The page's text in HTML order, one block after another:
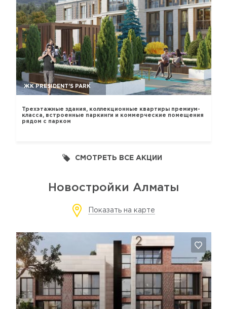
ЖК PRESIDENT'S PARK
Трехэтажные здания, коллекционные квартиры премиум-
класса, встроенные паркинги и коммерческие помещения
рядом с парком
СМОТРЕТЬ ВСЕ АКЦИИ
Новостройки Алматы
Показать на карте